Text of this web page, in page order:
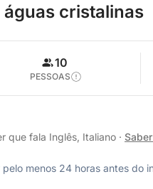
cristalinas
10
PESSOAS
que fala Inglês, Italiano ·
menos 24 horas antes do